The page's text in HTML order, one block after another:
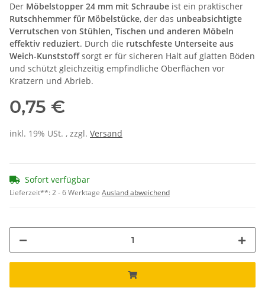
Der Möbelstopper 24 mm mit Schraube ist ein praktischer
Rutschhemmer für Möbelstücke, der das unbeabsichtigte
Verrutschen von Stühlen, Tischen und anderen Möbeln
effektiv reduziert. Durch die rutschfeste Unterseite aus
Weich-Kunststoffsorgt er für sicheren Halt auf glatten Böden
und schützt gleichzeitig empfindliche Oberflächen vor
Kratzern und Abrieb.
0,75 €
inkl. 19% USt. , zzgl. Versand
Sofort verfügbar
Lieferzeit**:2 - 6 Werktage Ausland abweichend